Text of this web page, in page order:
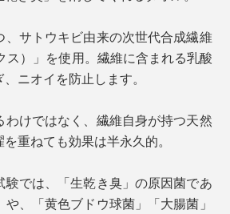
、サトウキビ由来の次世代合成繊維
ス）」を使用。繊維に含まれる乳酸
ニオイを防止します。
わけではなく、繊維自身が持つ天然
重ねても効果は半永久的。
験では、「生乾き臭」の原因菌であ
、「黄色ブドウ球菌」「大腸菌」